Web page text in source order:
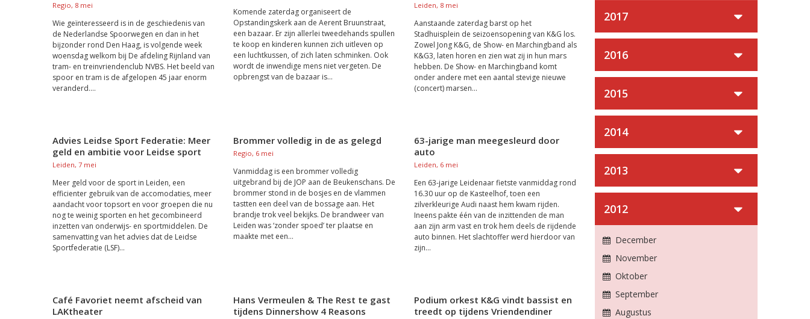
Regio, 8 mei
Wie geïnteresseerd is in de geschiedenis van
de Nederlandse Spoorwegen en dan in het
bijzonder rond Den Haag, is volgende week
woensdag welkom bij De afdeling Rijnland van
tram- en treinvriendenclub NVBS. Het beeld van
spoor en tram is de afgelopen 45 jaar enorm
veranderd....
Komende zaterdag organiseert de
Opstandingskerk aan de Aerent Bruunstraat,
een bazaar. Er zijn allerlei tweedehands spullen
te koop en kinderen kunnen zich uitleven op
een luchtkussen, of zich laten schminken. Ook
wordt de inwendige mens niet vergeten. De
opbrengst van de bazaar is...
Leiden, 8 mei
Aanstaande zaterdag barst op het
Stadhuisplein de seizoensopening van K&G los.
Zowel Jong K&G, de Show- en Marchingband als
K&G3, laten horen en zien wat zij in hun mars
hebben. De Show- en Marchingband komt
onder andere met een aantal stevige nieuwe
(concert) marsen...
Advies Leidse Sport Federatie: Meer
geld en ambitie voor Leidse sport
Leiden, 7 mei
Meer geld voor de sport in Leiden, een
efficienter gebruik van de accomodaties, meer
aandacht voor topsort en voor groepen die nu
nog te weinig sporten en het gecombineerd
inzetten van onderwijs- en sportmiddelen. De
samenvatting van het advies dat de Leidse
Sportfederatie (LSF)...
Brommer volledig in de as gelegd
Regio, 6 mei
Vanmiddag is een brommer volledig
uitgebrand bij de JOP aan de Beukenschans. De
brommer stond in de bosjes en de vlammen
tastten een deel van de bossage aan. Het
brandje trok veel bekijks. De brandweer van
Leiden was ‘zonder spoed’ ter plaatse en
maakte met een...
63-jarige man meegesleurd door
auto
Leiden, 6 mei
Een 63-jarige Leidenaar fietste vanmiddag rond
16.30 uur op de Kasteelhof, toen een
zilverkleurige Audi naast hem kwam rijden.
Ineens pakte één van de inzittenden de man
aan zijn arm vast en trok hem deels de rijdende
auto binnen. Het slachtoffer werd hierdoor van
zijn...
Café Favoriet neemt afscheid van
LAKtheater
Hans Vermeulen & The Rest te gast
tijdens Dinnershow 4 Reasons
Podium orkest K&G vindt bassist en
treedt op tijdens Vriendendiner
2017
2016
2015
2014
2013
2012
December
November
Oktober
September
Augustus